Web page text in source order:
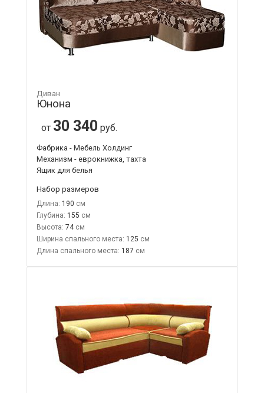
Диван
Юнона
от 30 340 руб.
Фабрика - Мебель Холдинг
Механизм - еврокнижка, тахта
Ящик для белья
Набор размеров
Длина: 190
Глубина: 155
Высота: 74
Ширина спального места: 125
Длина спального места: 187